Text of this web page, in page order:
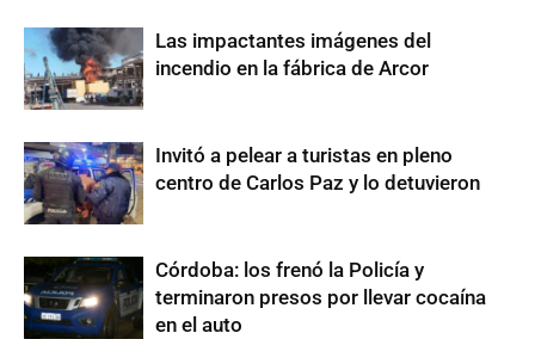
Las impactantes imágenes del
incendio en la fábrica de Arcor
Invitó a pelear a turistas en pleno
centro de Carlos Paz y lo detuvieron
Córdoba: los frenó la Policía y
terminaron presos por llevar cocaína
en el auto